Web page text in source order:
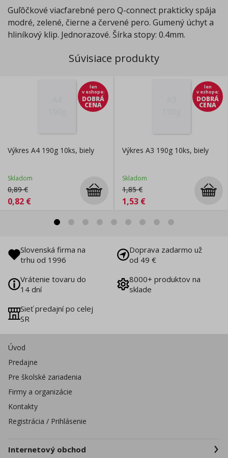
Guľôčkové viacfarebné pero Q-connect prakticky spája
modré, zelené, čierne a červené pero. Gumený úchyt a
hliníkový klip. Jednorazové. Šírka stopy: 0.4mm.
Súvisiace produkty
len
v eshope:
DOBRÁ
CENA
Výkres A4 190g 10ks, biely
Skladom
0,89€
0,82 €
len
v eshope:
DOBRÁ
CENA
Výkres A3 190g 10ks, biely
Skladom
1,85€
1,53 €
Slovenská firma na
trhu od 1996
Doprava zadarmo už
od 49 €
Vrátenie tovaru do
14 dní
8000+ produktov na
sklade
Sieť predajní po celej
SR
Úvod
Predajne
Pre školské zariadenia
Firmy a organizácie
Kontakty
Registrácia / Prihlásenie
Internetový obchod